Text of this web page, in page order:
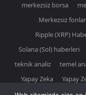
merkezsiz borsa
Merkezsiz fonlar
Ripple (XRP)
Solana (Sol) haberleri
teknik analiz
temel
Yapay Zeka
Yapay